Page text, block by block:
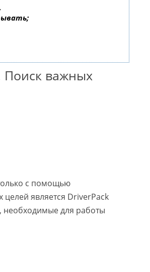
Поиск важных
с помощью
является DriverPack
необходимые для работы